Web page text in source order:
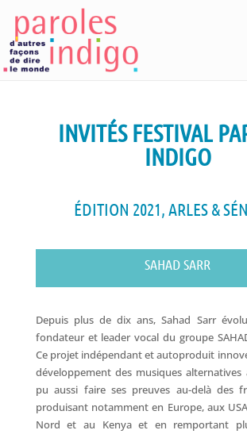
INVITÉS FESTIVAL
INDIGO
ÉDITION 2021, ARLES &
SAHAD SARR
Depuis plus de dix ans, Sahad Sarr
fondateur et leader vocal du groupe
Ce projet indépendant et autoproduit
développement des musiques alternatives
pu aussi faire ses preuves au-delà des
produisant notamment en Europe, aux
Nord et au Kenya et en remportant